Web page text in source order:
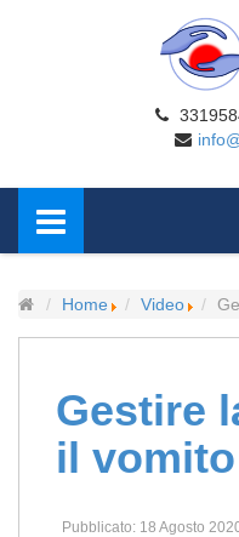
Home Video
Gestire
il vomito
Pubblicato: 18 Agosto